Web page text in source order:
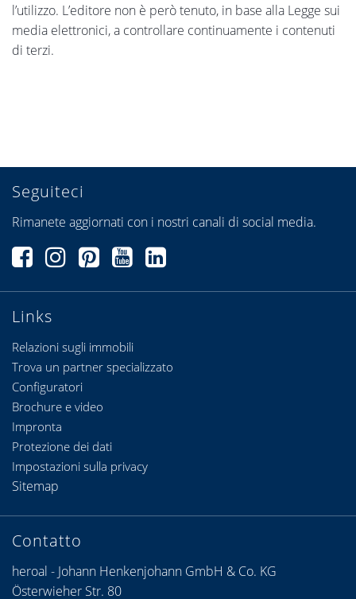
l’utilizzo. L’editore non è però tenuto, in base alla Legge sui
media elettronici, a controllare continuamente i contenuti
di terzi.
Links
Relazioni sugli immobili
Trova un partner specializzato
Configuratori
Brochure e video
Seguiteci
Rimanete aggiornati con i nostri canali di social media.
Contatto
heroal - Johann Henkenjohann GmbH & Co. KG
Österwieher Str. 80
Impronta
Protezione dei dati
Impostazioni sulla privacy
Sitemap